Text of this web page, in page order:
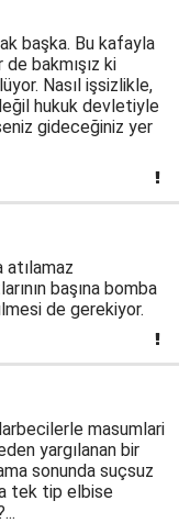
başka. Bu kafayla
bakmışız ki
Nasıl işsizlikle,
hukuk devletiyle
gideceğiniz yer
atılamaz
başına bomba
de gerekiyor.
masumlari
yargılanan bir
sonunda suçsuz
tek tip elbise